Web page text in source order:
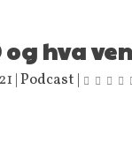
hva
|Podcast |